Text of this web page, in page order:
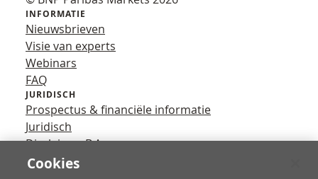
INFORMATIE
Nieuwsbrieven
Visie van experts
Webinars
FAQ
JURIDISCH
Prospectus & financiële informatie
Juridisch
Disclaimer B.A.
Privacy
Cookies